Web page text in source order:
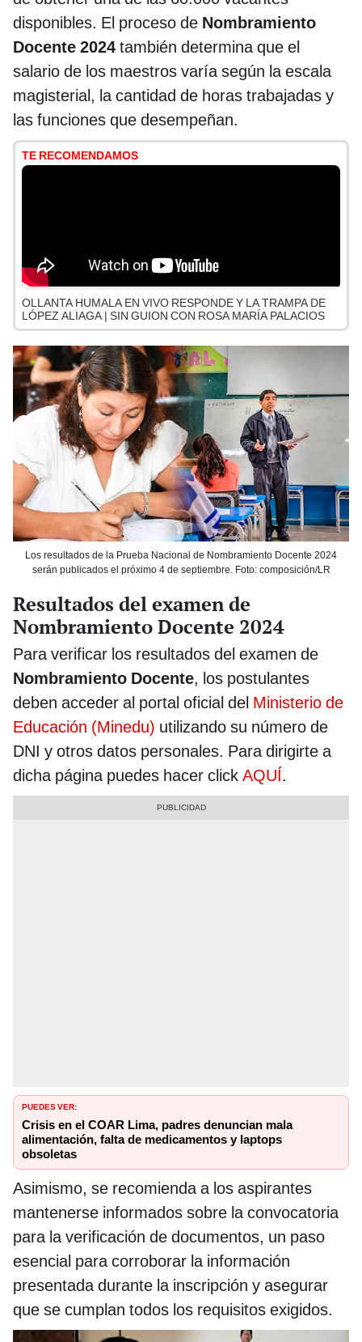
disponibles. El proceso de Nombramiento
Docente 2024 también determina que el
salario de los maestros varía según la escala
magisterial, la cantidad de horas trabajadas y
las funciones que desempeñan.
TE RECOMENDAMOS
OLLANTA HUMALA EN VIVO RESPONDE Y LA TRAMPA DE
LÓPEZ ALIAGA | SIN GUION CON ROSA MARÍA PALACIOS
Los resultados de la Prueba Nacional de Nombramiento Docente 2024
serán publicados el próximo 4 de septiembre. Foto: composición/LR
Resultados del examen de
Nombramiento Docente 2024
Para verificar los resultados del examen de
Nombramiento Docente, los postulantes
deben acceder al portal oficial del Ministerio de
Educación (Minedu) utilizando su número de
DNI y otros datos personales. Para dirigirte a
dicha página puedes hacer click AQUÍ.
PUEDES VER:
Crisis en el COAR Lima, padres denuncian mala
alimentación, falta de medicamentos y laptops
obsoletas
Asimismo, se recomienda a los aspirantes
mantenerse informados sobre la convocatoria
para la verificación de documentos, un paso
esencial para corroborar la información
presentada durante la inscripción y asegurar
que se cumplan todos los requisitos exigidos.